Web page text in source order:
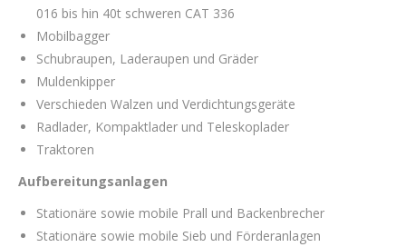
016 bis hin 40t schweren CAT 336
Mobilbagger
Schubraupen, Laderaupen und Gräder
Muldenkipper
Verschieden Walzen und Verdichtungsgeräte
Radlader, Kompaktlader und Teleskoplader
Traktoren
Aufbereitungsanlagen
Stationäre sowie mobile Prall und Backenbrecher
Stationäre sowie mobile Sieb und Förderanlagen